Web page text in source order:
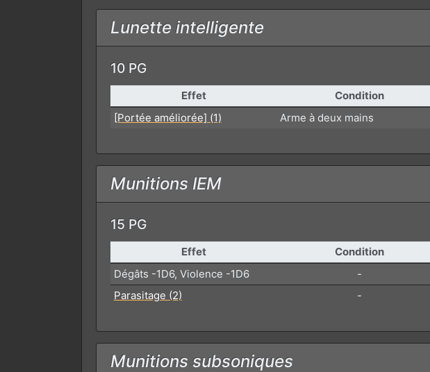
Lunette intelligente
10 PG
Effet
Condition
[Portée améliorée] (1)
Arme à deux mains
Munitions IEM
15 PG
Effet
Condition
Dégâts -1D6, Violence -1D6
-
Parasitage (2)
-
Munitions subsoniques